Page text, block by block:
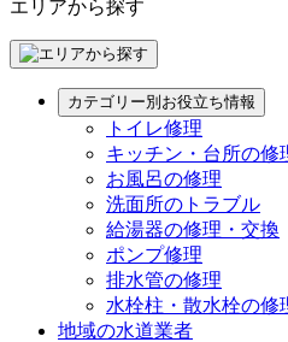
エリアから探す
カテゴリー別お役立ち情報
トイレ修理
キッチン・台所の修
お風呂の修理
洗面所のトラブル
給湯器の修理・交換
ポンプ修理
排水管の修理
水栓柱・散水栓の修
地域の水道業者